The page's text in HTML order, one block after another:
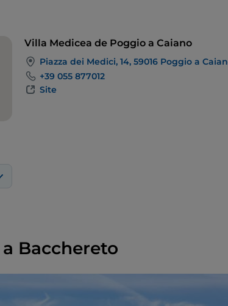
Villa Medicea de Poggio a Caiano
Piazza dei Medici, 14, 59016 Poggio a
+39 055 877012
Site
Bacchereto